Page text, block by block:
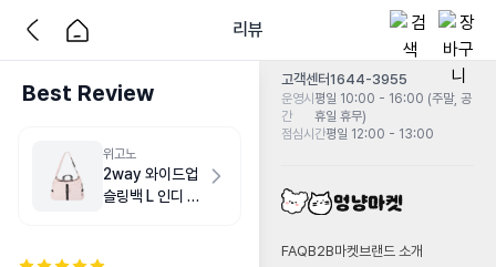
리뷰
Best Review
위고노
2way 와이드업
슬링백 L 인디 핑
고객센터1644-3955
운영시
간
평일 10:00 - 16:00 (주말, 공
휴일 휴무)
점심시간평일 12:00 - 13:00
FAQB2B마켓 브랜드 소개